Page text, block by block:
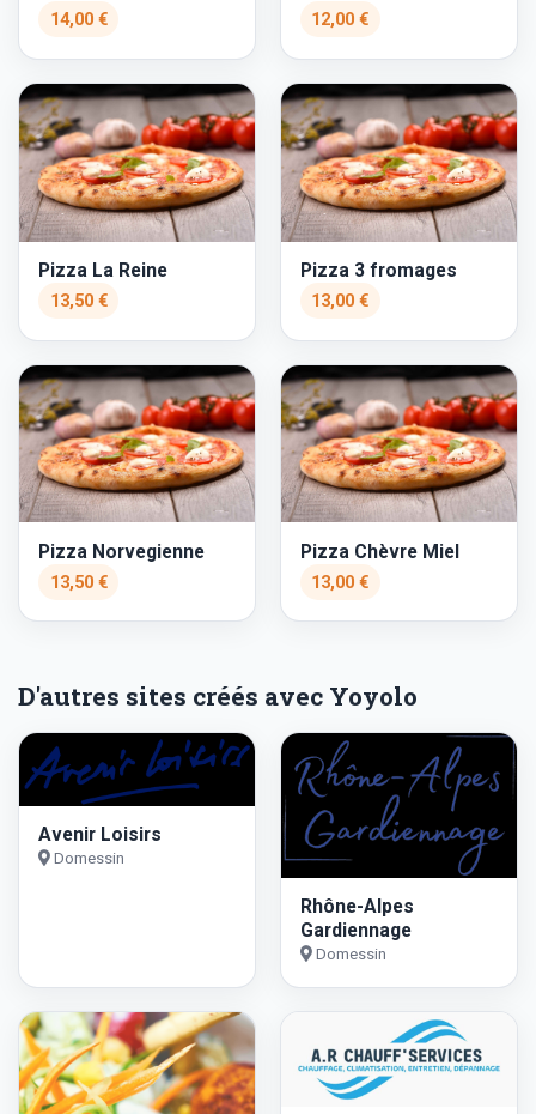
14,00 € 12,00 €
Pizza La Reine
13,50 €
Pizza 3 fromages
13,00 €
Pizza Norvegienne
13,50 €
Pizza Chèvre Miel
13,00 €
D'autres sites créés avec Yoyolo
Avenir Loisirs
Domessin
Rhône-Alpes
Gardiennage
Domessin